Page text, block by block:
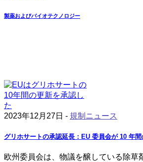
製薬およびバイオテクノロジー
2023年12月27日 - 規制ニュース
グリホサートの承認延長：EU 委員会が 10 年
欧州委員会は、物議を醸している除草